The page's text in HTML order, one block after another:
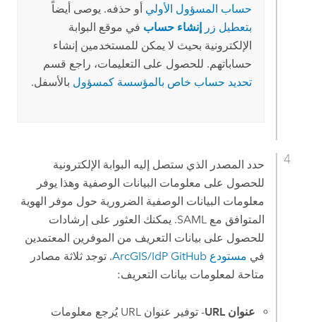
حساب المسؤول الأولي أو حذفه. يوصى أيضاً
بتعطيل زرإنشاء حساب في موقع البوابة
الإلكترونية بحيث لا يمكن للمستخدمين إنشاء
حساباتهم. للحصول على التعليمات، راجع قسم
تحديد حساب خاص بالمؤسسة كمسؤول بالأسفل.
حدد المصدر الذي ستصل إليه البوابة الإلكترونية
للحصول على معلومات البيانات الوصفية وهذا يوفر
معلومات البيانات الوصفية الضرورية حول موفر الهوية
المتوافق مع SAML. يمكنك العثور على إرشادات
للحصول على بيانات التعريف من الموفرين المعتمدين
في مستودع ArcGIS/IdP GitHub
. توجد ثلاثة مصادر
متاحة لمعلومات بيانات التعريف:
عنوان URL
- توفير عنوان URL يُرجع معلومات